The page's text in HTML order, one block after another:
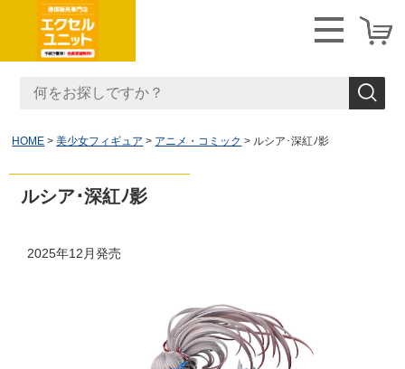
HOME 美少女フィギュア アニメ・コミック ルシア･深紅ﾉ影
ルシア･深紅ﾉ影
2025年12月発売